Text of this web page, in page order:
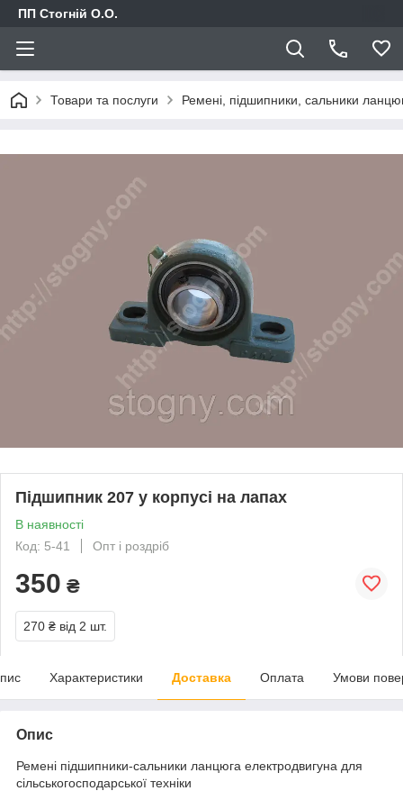
ПП Стогній О.О.
Товари та послуги Ремені, підшипники, сальники
Підшипник 207 у корпусі на лапах
В наявності
Код: 5-41
Опт і роздріб
350 ₴
270 ₴ від 2 шт.
Характеристики Доставка Оплата Умови
Опис
Ремені підшипники-сальники ланцюга електродвигуна для
сільськогосподарської техніки